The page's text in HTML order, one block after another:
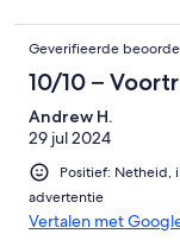
Geverifieerde
10/10 –
Andrew H.
29 jul 2024
Positief: Netheid,
advertentie
Vertalen met